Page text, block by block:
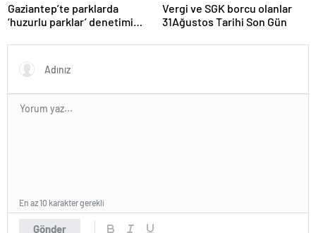
Gaziantep’te parklarda
‘huzurlu parklar’ denetimi
Vergi ve SGK borcu olanlar
31Ağustos Tarihi Son Gün
Gönder
En az 10 karakter gerekli